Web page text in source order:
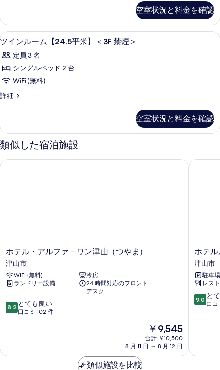
べ
て
の
写
真
を
表
す
る
細
＜
禁
煙
＞
の
す
べ
写
真
を
ル
ー
ム
禁
煙
の
詳
細
空室状況と料金を確認
ツ
イ
ン
ル
ム
平
米】
＜
3F
て
の
写
を
表
る
1
ツインルーム【24.5平米】＜3F 禁煙＞
定員 3 名
シングルベッド 2 台
WiFi (無料)
詳細
ツ
ー
ム
【24.5
米】
空室状況と料金を確認
類似した宿泊施設
ホ
テ
ル・
ア
ル
ァ
－
（つ
ホテル・アルファ－ワン津山（つやま）
津山市
WiFi (無料)
冷房
ランドリー設備
24 時間対応のフロント
デスク
10
段
て
8.2 とても良い
口コミ 102 件
現
在
の
￥9,545
合計 ￥10,500
8 月 11 日 ～ 8 月 12 日
ホテル・アルファ－ワン津山（つやま）
ホ
テ
ル
ル
ー
ト
イ
津
ホテ
津山市
駐車
レス
10
段
も
9.0 と
口コ
ホテル
類似施設を比較